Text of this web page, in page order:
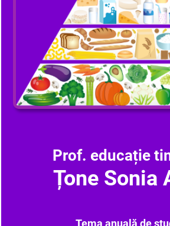
Prof. educație
Țone Sonia
Tema anuală de